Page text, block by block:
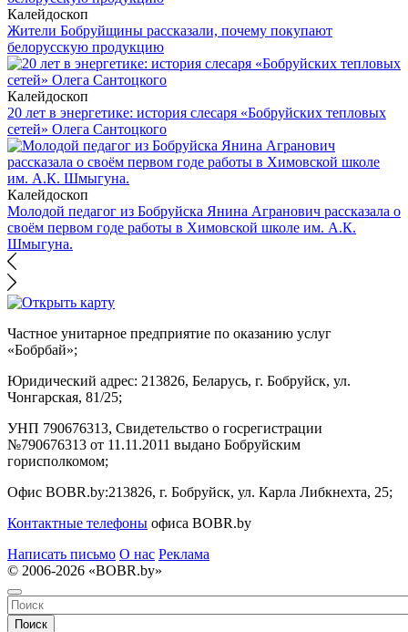
Калейдоскоп
Жители Бобруйщины рассказали, почему покупают
белорусскую продукцию
Калейдоскоп
20 лет в энергетике: история слесаря «Бобруйских тепловых
сетей» Олега Сантоцкого
Калейдоскоп
Молодой педагог из Бобруйска Янина Агранович рассказала о
своём первом годе работы в Химовской школе им. А.К.
Шмыгуна.
Частное унитарное предприятие по оказанию услуг
«Бобрбай»;
Юридический адрес: 213826, Беларусь, г. Бобруйск, ул.
Чонгарская, 81/25;
УНП 790676313, Свидетельство о госрегистрации
№790676313 от 11.11.2011 выдано Бобруйским
горисполкомом;
Офис BOBR.by:213826, г. Бобруйск, ул. Карла Либкнехта, 25;
Контактные телефоны офиса BOBR.by
Написать письмо О нас Реклама
© 2006-2026 «BOBR.by»
Поиск